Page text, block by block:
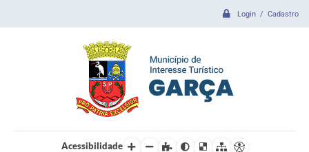
Login / Cadastro
Acessibilidade